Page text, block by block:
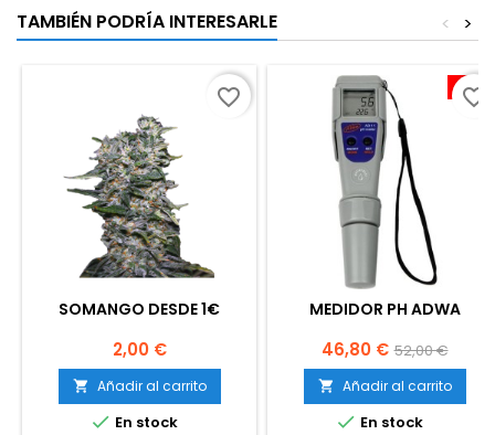
TAMBIÉN PODRÍA INTERESARLE >
<
SOMANGO DESDE 1€
Precio
2,00 €
 Añadir al carrito
 En stock
favorite_border -10%
MEDIDOR PH ADWA
Precio
46,80 € Precio
base
52,00 €
 Añadir al carrito
 En stock
favorite_border